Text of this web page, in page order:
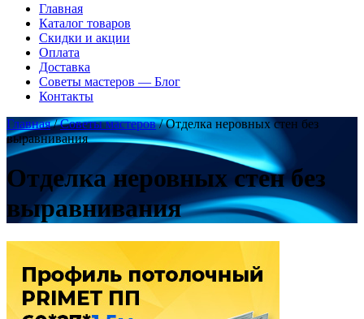
Главная
Каталог товаров
Скидки и акции
Оплата
Доставка
Советы мастеров — Блог
Контакты
Главная/Советы мастеров/Отделка неровных стен без
выравнивания
Отделка неровных стен без
выравнивания